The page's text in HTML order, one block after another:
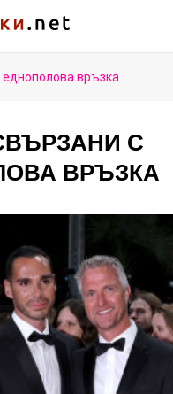
еднополова връзка
С
ВРЪЗКА